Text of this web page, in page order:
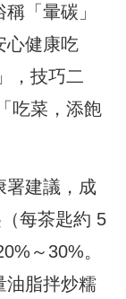
「暈碳」
心健康吃
，技巧二
吃菜，添飽
署建議，成
每茶匙約 5
～30%。
油脂拌炒糯